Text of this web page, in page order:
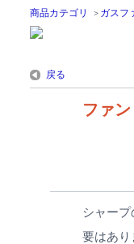
商品カテゴリ > ガスフ
戻る
ファ
シャー
要はあり